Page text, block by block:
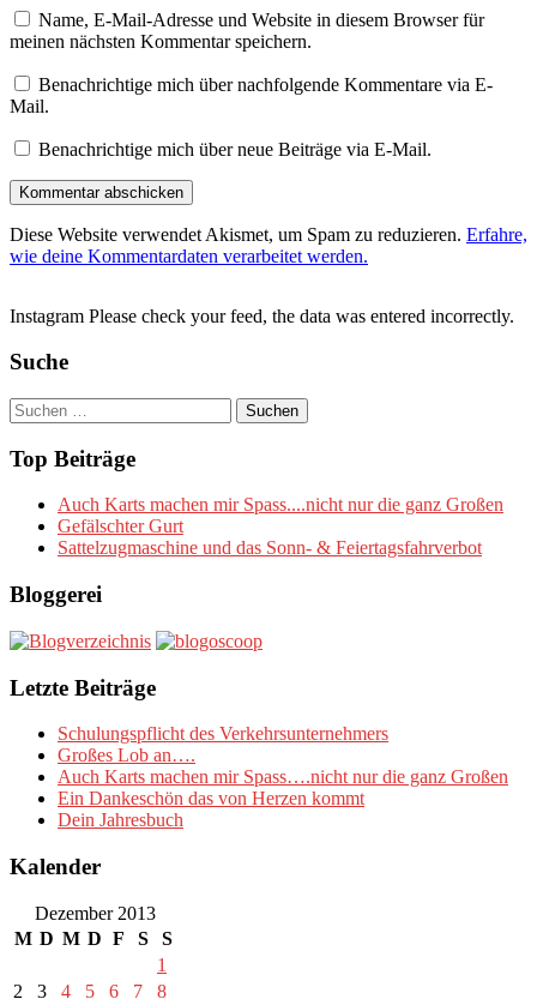
Name, E-Mail-Adresse und Website in diesem Browser für
meinen nächsten Kommentar speichern.
Benachrichtige mich über nachfolgende Kommentare via E-
Mail.
Benachrichtige mich über neue Beiträge via E-Mail.
Diese Website verwendet Akismet, um Spam zu reduzieren. Erfahre,
wie deine Kommentardaten verarbeitet werden.
Instagram Please check your feed, the data was entered incorrectly.
Suche
Suchen
nach:
Top Beiträge
Auch Karts machen mir Spass....nicht nur die ganz Großen
Gefälschter Gurt
Sattelzugmaschine und das Sonn- & Feiertagsfahrverbot
Bloggerei
Letzte Beiträge
Schulungspflicht des Verkehrsunternehmers
Großes Lob an….
Auch Karts machen mir Spass….nicht nur die ganz Großen
Ein Dankeschön das von Herzen kommt
Dein Jahresbuch
Kalender
Dezember 2013
M D M D F S
S
1
2
3 4 5 6 7 8